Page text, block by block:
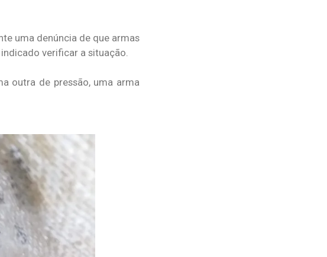
uma denúncia de que armas
verificar a situação.
outra de pressão, uma arma